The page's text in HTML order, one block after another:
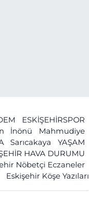
ESKİŞEHİRSPOR
İnönü
Mahmudiye
Sarıcakaya
YAŞAM
HAVA DURUMU
Nöbetçi Eczaneler
Eskişehir Köşe Yazıları